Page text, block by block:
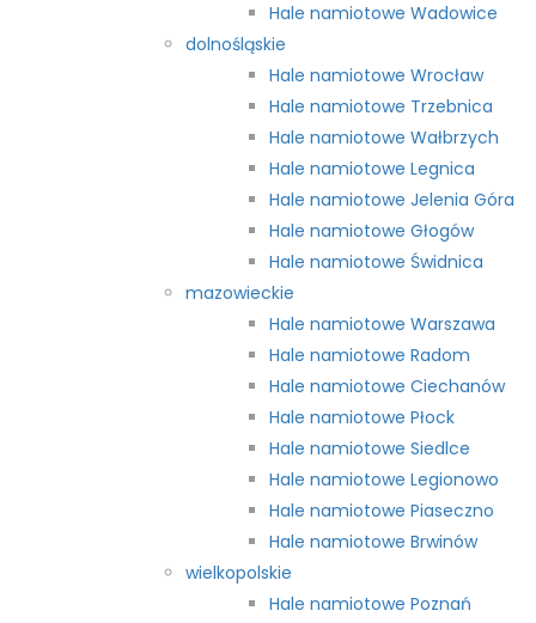
Hale namiotowe Wadowice
dolnośląskie
Hale namiotowe Wrocław
Hale namiotowe Trzebnica
Hale namiotowe Wałbrzych
Hale namiotowe Legnica
Hale namiotowe Jelenia Góra
Hale namiotowe Głogów
Hale namiotowe Świdnica
mazowieckie
Hale namiotowe Warszawa
Hale namiotowe Radom
Hale namiotowe Ciechanów
Hale namiotowe Płock
Hale namiotowe Siedlce
Hale namiotowe Legionowo
Hale namiotowe Piaseczno
Hale namiotowe Brwinów
wielkopolskie
Hale namiotowe Poznań